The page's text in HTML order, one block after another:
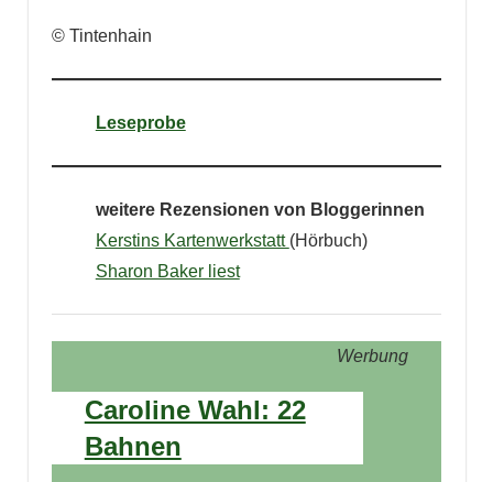
© Tintenhain
Leseprobe
weitere Rezensionen von Bloggerinnen
Kerstins Kartenwerkstatt (Hörbuch)
Sharon Baker liest
Werbung
Caroline Wahl: 22
Bahnen